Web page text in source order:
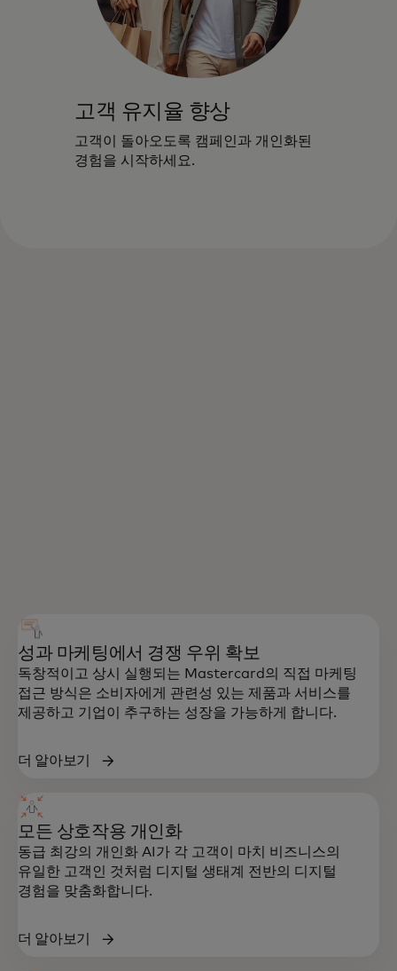
고객 유지율 향상
고객이 돌아오도록 캠페인과 개인화된
경험을 시작하세요.
성과 마케팅에서 경쟁 우위 확보
독창적이고 상시 실행되는 Mastercard의 직접 마케팅
접근 방식은 소비자에게 관련성 있는 제품과 서비스를
제공하고 기업이 추구하는 성장을 가능하게 합니다.
더 알아보기
모든 상호작용 개인화
동급 최강의 개인화 AI가 각 고객이 마치 비즈니스의
유일한 고객인 것처럼 디지털 생태계 전반의 디지털
경험을 맞춤화합니다.
더 알아보기